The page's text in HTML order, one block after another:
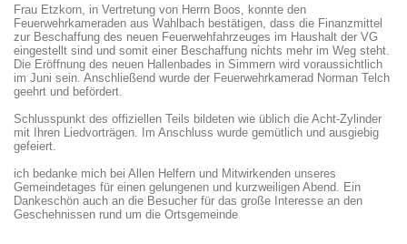
Frau Etzkorn, in Vertretung von Herrn Boos, konnte den
Feuerwehrkameraden aus Wahlbach bestätigen, dass die Finanzmittel
zur Beschaffung des neuen Feuerwehfahrzeuges im Haushalt der VG
eingestellt sind und somit einer Beschaffung nichts mehr im Weg steht.
Die Eröffnung des neuen Hallenbades in Simmern wird voraussichtlich
im Juni sein. Anschließend wurde der Feuerwehrkamerad Norman Telch
geehrt und befördert.
Schlusspunkt des offiziellen Teils bildeten wie üblich die Acht-Zylinder
mit Ihren Liedvorträgen. Im Anschluss wurde gemütlich und ausgiebig
gefeiert.
ich bedanke mich bei Allen Helfern und Mitwirkenden unseres
Gemeindetages für einen gelungenen und kurzweiligen Abend. Ein
Dankeschön auch an die Besucher für das große Interesse an den
Geschehnissen rund um die Ortsgemeinde